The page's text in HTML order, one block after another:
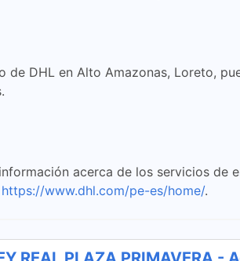
de DHL en Alto Amazonas, Loreto,
acerca de los servicios
https://www.dhl.com/pe-es/home/.